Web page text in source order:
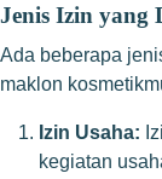
Jenis Izin yang
Ada beberapa
maklon
Izin Usaha:
kegiatan